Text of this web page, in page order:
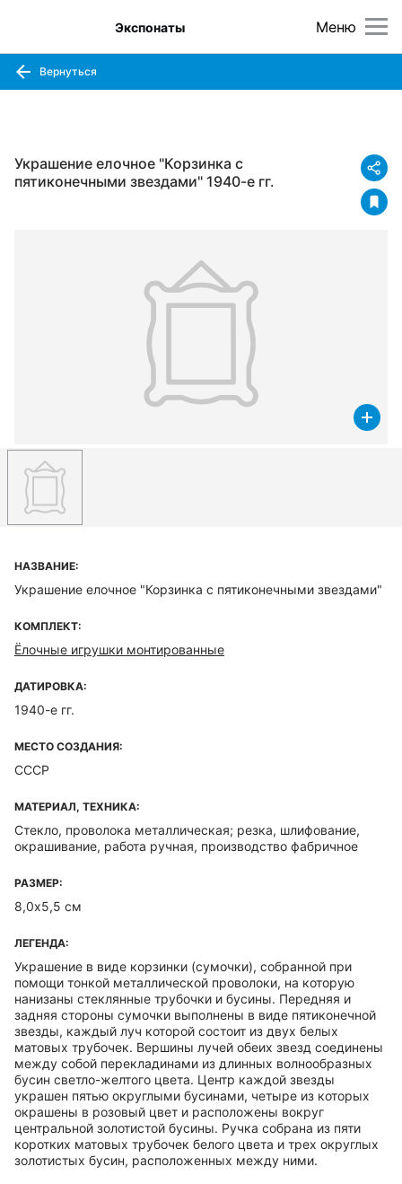
Меню
Экспонаты
Вернуться
Украшение елочное "Корзинка с
пятиконечными звездами" 1940-е гг.
НАЗВАНИЕ:
Украшение елочное "Корзинка с пятиконечными звездами"
КОМПЛЕКТ:
Ёлочные игрушки монтированные
ДАТИРОВКА:
1940-е гг.
МЕСТО СОЗДАНИЯ:
СССР
МАТЕРИАЛ, ТЕХНИКА:
Стекло, проволока металлическая; резка, шлифование,
окрашивание, работа ручная, производство фабричное
РАЗМЕР:
8,0х5,5 см
ЛЕГЕНДА:
Украшение в виде корзинки (сумочки), собранной при
помощи тонкой металлической проволоки, на которую
нанизаны стеклянные трубочки и бусины. Передняя и
задняя стороны сумочки выполнены в виде пятиконечной
звезды, каждый луч которой состоит из двух белых
матовых трубочек. Вершины лучей обеих звезд соединены
между собой перекладинами из длинных волнообразных
бусин светло-желтого цвета. Центр каждой звезды
украшен пятью округлыми бусинами, четыре из которых
окрашены в розовый цвет и расположены вокруг
центральной золотистой бусины. Ручка собрана из пяти
коротких матовых трубочек белого цвета и трех округлых
золотистых бусин, расположенных между ними.